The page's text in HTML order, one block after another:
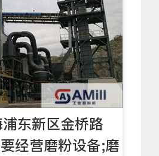
东新区金桥路
经营磨粉设备;磨